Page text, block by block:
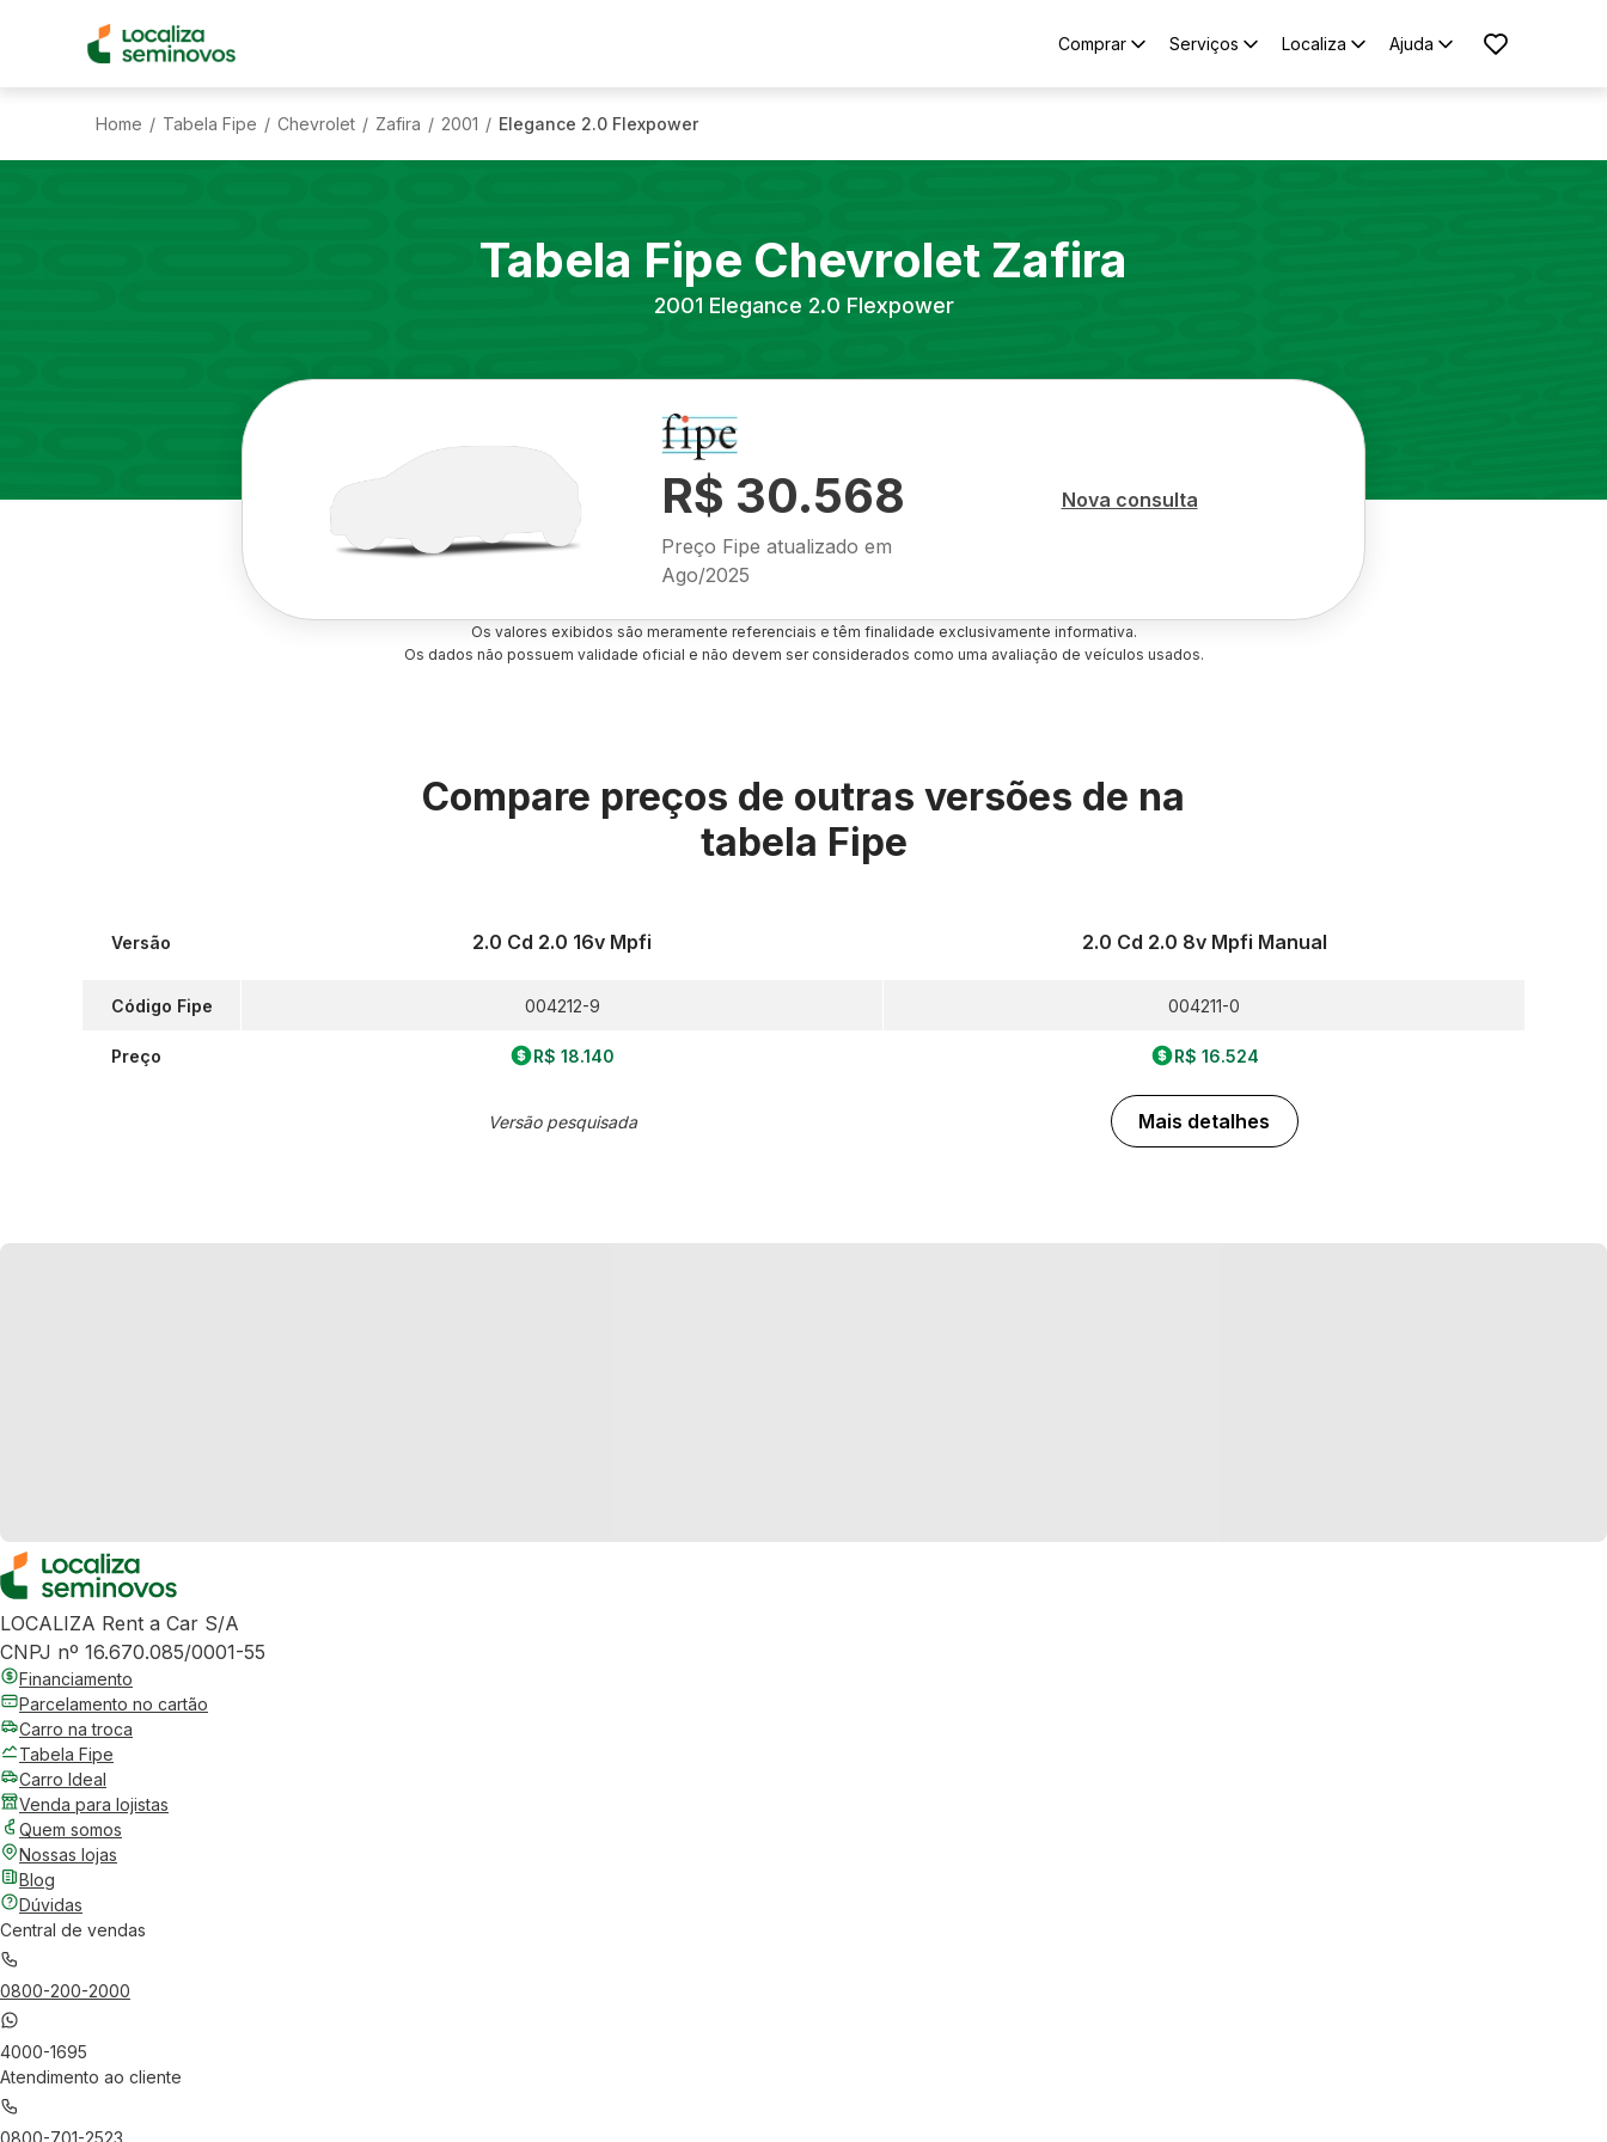
Comprar Serviços Localiza Ajuda
Home / Tabela Fipe / Chevrolet / Zafira / 2001 / Elegance 2.0 Flexpower
Tabela Fipe Chevrolet Zafira
2001 Elegance 2.0 Flexpower
R$ 30.568
Preço Fipe atualizado em
Ago/2025
Nova consulta
Os valores exibidos são meramente referenciais e têm finalidade exclusivamente informativa.
Os dados não possuem validade oficial e não devem ser considerados como uma avaliação de veículos usados.
Compare preços de outras versões de na
tabela Fipe
Versão
Código Fipe
Preço
2.0 Cd 2.0 16v Mpfi
004212-9
R$ 18.140
Versão pesquisada
2.0 Cd 2.0 8v Mpfi Manual
004211-0
R$ 16.524
Mais detalhes
LOCALIZA Rent a Car S/A
CNPJ nº 16.670.085/0001-55
Financiamento
Parcelamento no cartão
Carro na troca
Tabela Fipe
Carro Ideal
Venda para lojistas
Quem somos
Nossas lojas
Blog
Dúvidas
Central de vendas
0800-200-2000
4000-1695
Atendimento ao cliente
0800-701-2523